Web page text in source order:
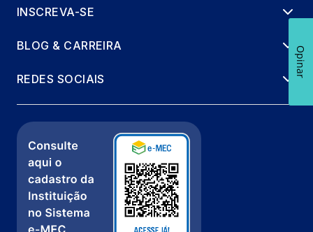
INSCREVA-SE
BLOG & CARREIRA
REDES SOCIAIS
Opinar